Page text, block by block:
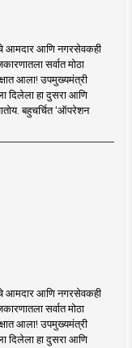
आमदार आणि नगरसेवकही
सर्वात मोठा
आला! उपमुख्यमंत्री
दिलेला हा दुसरा आणि
बहुचर्चित ‘ऑपरेशन
आमदार आणि नगरसेवकही
सर्वात मोठा
आला! उपमुख्यमंत्री
दिलेला हा दुसरा आणि